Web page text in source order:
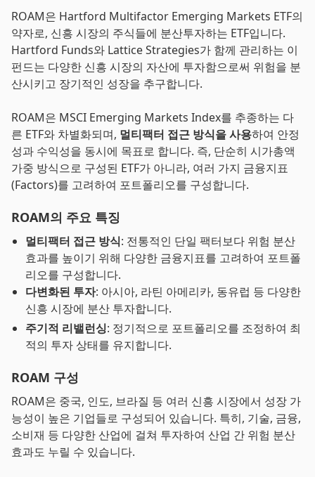
ROAM은 Hartford Multifactor Emerging Markets ETF의
약자로, 신흥 시장의 주식들에 분산투자하는 ETF입니다.
Hartford Funds와 Lattice Strategies가 함께 관리하는 이
펀드는 다양한 신흥 시장의 자산에 투자함으로써 위험을 분
산시키고 장기적인 성장을 추구합니다.
ROAM은 MSCI Emerging Markets Index를 추종하는 다
른 ETF와 차별화되며, 멀티팩터 접근 방식을 사용하여 안정
성과 수익성을 동시에 목표로 합니다. 즉, 단순히 시가총액
가중 방식으로 구성된 ETF가 아니라, 여러 가지 금융지표
(Factors)를 고려하여 포트폴리오를 구성합니다.
ROAM의 주요 특징
멀티팩터 접근 방식: 전통적인 단일 팩터보다 위험 분산
효과를 높이기 위해 다양한 금융지표를 고려하여 포트폴
리오를 구성합니다.
다변화된 투자: 아시아, 라틴 아메리카, 동유럽 등 다양한
신흥 시장에 분산 투자합니다.
주기적 리밸런싱: 정기적으로 포트폴리오를 조정하여 최
적의 투자 상태를 유지합니다.
ROAM 구성
ROAM은 중국, 인도, 브라질 등 여러 신흥 시장에서 성장 가
능성이 높은 기업들로 구성되어 있습니다. 특히, 기술, 금융,
소비재 등 다양한 산업에 걸쳐 투자하여 산업 간 위험 분산
효과도 누릴 수 있습니다.